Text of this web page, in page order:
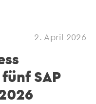
2. April 2026
SAP